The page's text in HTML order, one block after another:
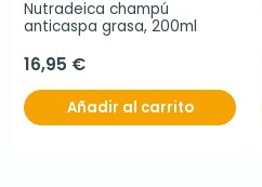
Nutradeica champú
anticaspa grasa, 200ml
16,95 €
Añadir al carrito